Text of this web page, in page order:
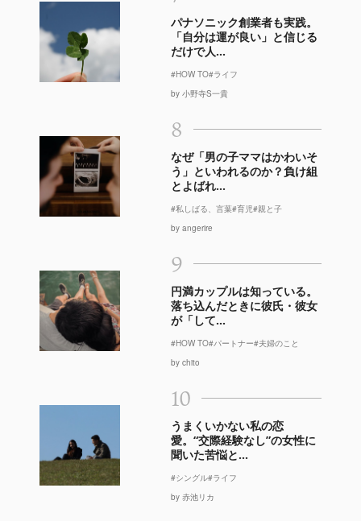
パナソニック創業者も実践。
「自分は運が良い」と信じる
だけで人...
#HOW TO#ライフ
by 小野寺S一貴
8
なぜ「男の子ママはかわいそ
う」といわれるのか？負け組
とよばれ...
#私しばる、言葉#育児#親と子
by angerire
9
円満カップルは知っている。
落ち込んだときに彼氏・彼女
が「して...
#HOW TO#パートナー#夫婦のこと
by chito
10
うまくいかない私の恋
愛。“交際経験なし”の女性に
聞いた苦悩と...
#シングル#ライフ
by 赤池リカ